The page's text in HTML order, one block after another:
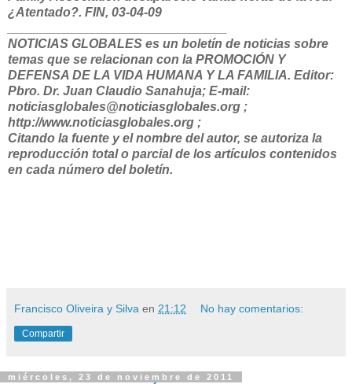
¿Atentado?. FIN, 03-04-09
NOTICIAS GLOBALES es un boletín de noticias sobre
temas que se relacionan con la PROMOCIÓN Y
DEFENSA DE LA VIDA HUMANA Y LA FAMILIA. Editor:
Pbro. Dr. Juan Claudio Sanahuja; E-mail:
noticiasglobales@noticiasglobales.org ;
http://www.noticiasglobales.org ;
Citando la fuente y el nombre del autor, se autoriza la
reproducción total o parcial de los artículos contenidos
en cada número del boletín.
Francisco Oliveira y Silva en 21:12 No hay comentarios:
Compartir
miércoles, 23 de noviembre de 2011